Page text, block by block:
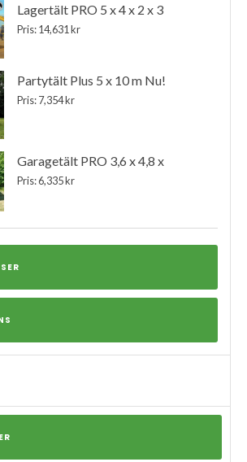
Lagertält PRO 5 x 4 x 2 x 3
Pris: 14,631 kr
Partytält Plus 5 x 10 m Nu!
Pris: 7,354 kr
Garagetält PRO 3,6 x 4,8 x
Pris: 6,335 kr